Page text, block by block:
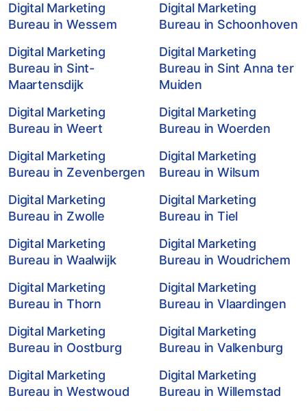
Digital Marketing
Bureau in Wessem
Digital Marketing
Bureau in Schoonhoven
Digital Marketing
Bureau in Sint-
Maartensdijk
Digital Marketing
Bureau in Sint Anna ter
Muiden
Digital Marketing
Bureau in Weert
Digital Marketing
Bureau in Woerden
Digital Marketing
Bureau in Zevenbergen
Digital Marketing
Bureau in Wilsum
Digital Marketing
Bureau in Zwolle
Digital Marketing
Bureau in Tiel
Digital Marketing
Bureau in Waalwijk
Digital Marketing
Bureau in Woudrichem
Digital Marketing
Bureau in Thorn
Digital Marketing
Bureau in Vlaardingen
Digital Marketing
Bureau in Oostburg
Digital Marketing
Bureau in Valkenburg
Digital Marketing
Bureau in Westwoud
Digital Marketing
Bureau in Willemstad